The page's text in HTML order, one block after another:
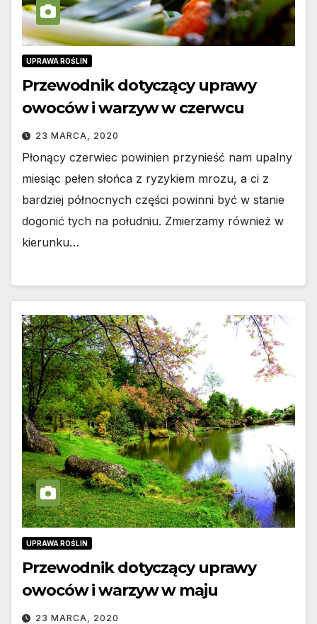
UPRAWA ROŚLIN
Przewodnik dotyczący uprawy
owoców i warzyw w czerwcu
23 MARCA, 2020
Płonący czerwiec powinien przynieść nam upalny
miesiąc pełen słońca z ryzykiem mrozu, a ci z
bardziej północnych części powinni być w stanie
dogonić tych na południu. Zmierzamy również w
kierunku…
UPRAWA ROŚLIN
Przewodnik dotyczący uprawy
owoców i warzyw w maju
23 MARCA, 2020